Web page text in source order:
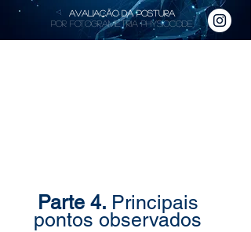
Avaliação da Postura
por Fotogrametria PhysioCode
Parte 4. Principais
pontos observados